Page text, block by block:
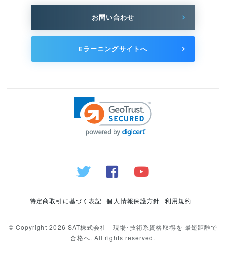
お問い合わせ
Eラーニングサイトへ
特定商取引に基づく表記 個人情報保護方針 利用規約
© Copyright 2026 SAT株式会社 - 現場･技術系資格取得を 最短距離で
合格へ. All rights reserved.